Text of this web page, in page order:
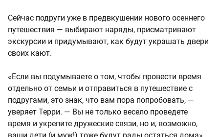
Сейчас подруги уже в предвкушении нового осеннего
путешествия — выбирают наряды, присматривают
экскурсии и придумывают, как будут украшать двери
своих кают.
«Если вы подумываете о том, чтобы провести время
отдельно от семьи и отправиться в путешествие с
подругами, это знак, что вам пора попробовать, —
уверяет Терри. — Вы не только весело проведете
время и укрепите дружеские связи, но и, возможно,